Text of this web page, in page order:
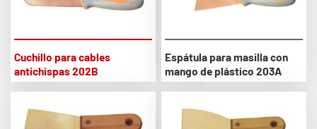
Cuchillo para cables
antichispas 202B
Espátula para masilla con
mango de plástico 203A